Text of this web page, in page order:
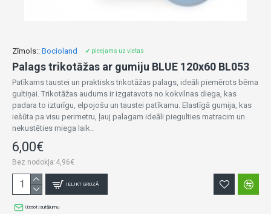
Zīmols:: Bocioland ✔ pieejams uz vietas
Palags trikotāžas ar gumiju BLUE 120x60 BL053
Patīkams taustei un praktisks trikotāžas palags, ideāli piemērots bērna
gultiņai. Trikotāžas audums ir izgatavots no kokvilnas diega, kas
padara to izturīgu, elpojošu un taustei patīkamu. Elastīgā gumija, kas
iešūta pa visu perimetru, ļauj palagam ideāli piegulties matracim un
nekustēties miega laik..
6,00€
Bez nodokļa:4,96€
IELIKT GROZĀ
Uzdot jautājumu